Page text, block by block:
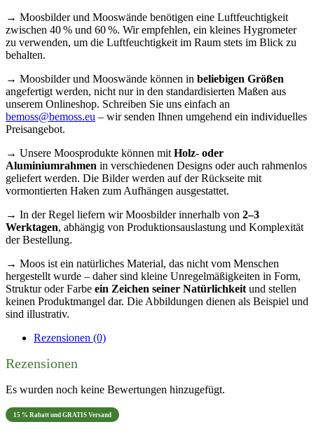
→ Moosbilder und Mooswände benötigen eine Luftfeuchtigkeit
zwischen 40 % und 60 %. Wir empfehlen, ein kleines Hygrometer
zu verwenden, um die Luftfeuchtigkeit im Raum stets im Blick zu
behalten.
→ Moosbilder und Mooswände können in beliebigen Größen
angefertigt werden, nicht nur in den standardisierten Maßen aus
unserem Onlineshop. Schreiben Sie uns einfach an
bemoss@bemoss.eu – wir senden Ihnen umgehend ein individuelles
Preisangebot.
→ Unsere Moosprodukte können mit Holz- oder
Aluminiumrahmen in verschiedenen Designs oder auch rahmenlos
geliefert werden. Die Bilder werden auf der Rückseite mit
vormontierten Haken zum Aufhängen ausgestattet.
→ In der Regel liefern wir Moosbilder innerhalb von 2–3
Werktagen, abhängig von Produktionsauslastung und Komplexität
der Bestellung.
→ Moos ist ein natürliches Material, das nicht vom Menschen
hergestellt wurde – daher sind kleine Unregelmäßigkeiten in Form,
Struktur oder Farbe ein Zeichen seiner Natürlichkeit und stellen
keinen Produktmangel dar. Die Abbildungen dienen als Beispiel und
sind illustrativ.
Rezensionen (0)
Rezensionen
Es wurden noch keine Bewertungen hinzugefügt.
15 % Rabatt und GRATIS Versand